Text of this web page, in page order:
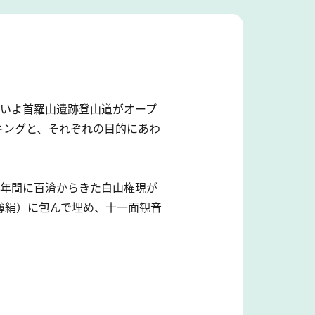
よ首羅山遺跡登山道がオープ
グと、それぞれの目的にあわ
間に百済からきた白山権現が
）に包んで埋め、十一面観音